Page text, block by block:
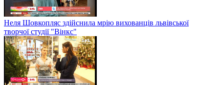
Неля Шовкопляс здійснила мрію вихованців львівської
творчої студії "Вінкс"